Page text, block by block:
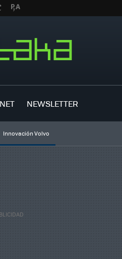
NEWSLETTER
Innovación Volvo